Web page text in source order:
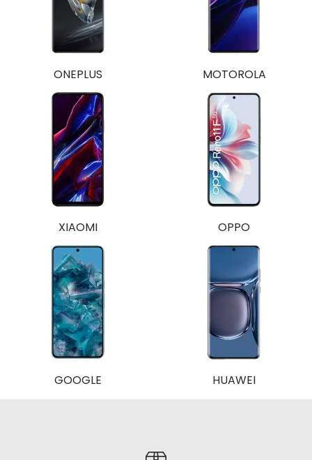
ONEPLUS MOTOROLA
XIAOMI OPPO
GOOGLE HUAWEI